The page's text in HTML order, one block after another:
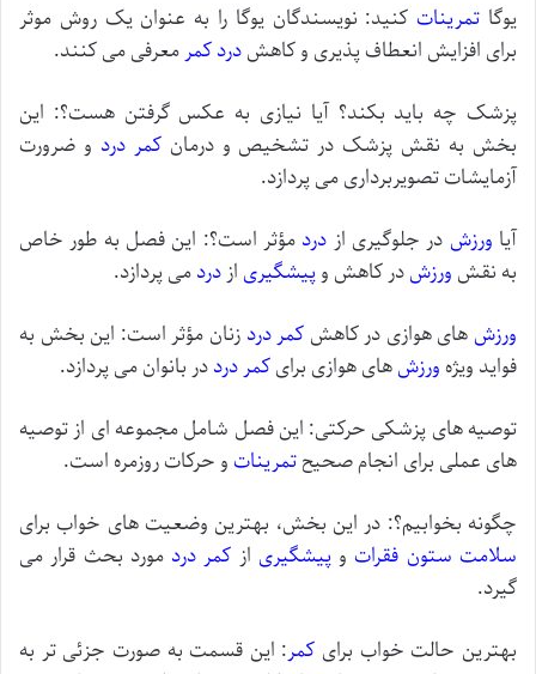
یوگا تمریناتکنید: نویسندگان یوگا را به عنوان یک روش موثر
برای افزایش انعطاف پذیری و کاهشدرد کمر معرفی می کنند.
پزشک چه باید بکند؟ آیا نیازی به عکس گرفتن هست؟: این
بخش به نقش پزشک در تشخیص و درمانکمر درد و ضرورت
آزمایشات تصویربرداری می پردازد.
آیا ورزش در جلوگیرى از درد مؤثر است؟: این فصل به طور خاص
به نقش ورزشدر کاهش وپیشگیری از دردمی پردازد.
ورزش های هوازی در کاهش کمر درد زنان مؤثر است: این بخش به
فواید ویژه ورزشهای هوازی برایکمر درددر بانوان می پردازد.
توصیه های پزشکی حرکتی: این فصل شامل مجموعه ای از توصیه
های عملی برای انجام صحیحتمریناتو حرکات روزمره است.
چگونه بخوابیم؟: در این بخش، بهترین وضعیت های خواب برای
سلامت ستون فقراتوپیشگیری از کمر درد مورد بحث قرار می
گیرد.
بهترین حالت خواب براى کمر: این قسمت به صورت جزئی تر به